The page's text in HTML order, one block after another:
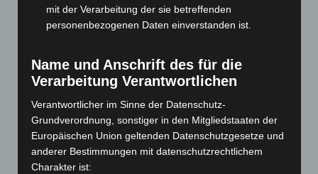
Februar 2025(96)
Dezember 2024(89)
November 2024(94)
Oktober 2024(93)
September 2024(112)
August 2024(107)
Juli 2024(89)
mit der Verarbeitung der sie betreffenden
personenbezogenen Daten einverstanden ist.
Name und Anschrift des für die
Verarbeitung Verantwortlichen
Verantwortlicher im Sinne der Datenschutz-
Grundverordnung, sonstiger in den Mitgliedstaaten der
Europäischen Union geltenden Datenschutzgesetze und
anderer Bestimmungen mit datenschutzrechtlichem
Charakter ist: